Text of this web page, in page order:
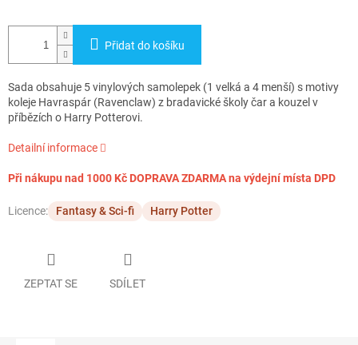
Přidat do košíku
Sada obsahuje 5 vinylových samolepek (1 velká a 4 menší) s motivy
koleje Havraspár (Ravenclaw) z bradavické školy čar a kouzel v
příbězích o Harry Potterovi.
Detailní informace
Při nákupu nad 1000 Kč DOPRAVA ZDARMA na výdejní místa DPD
Licence: Fantasy & Sci-fi Harry Potter
ZEPTAT SE SDÍLET